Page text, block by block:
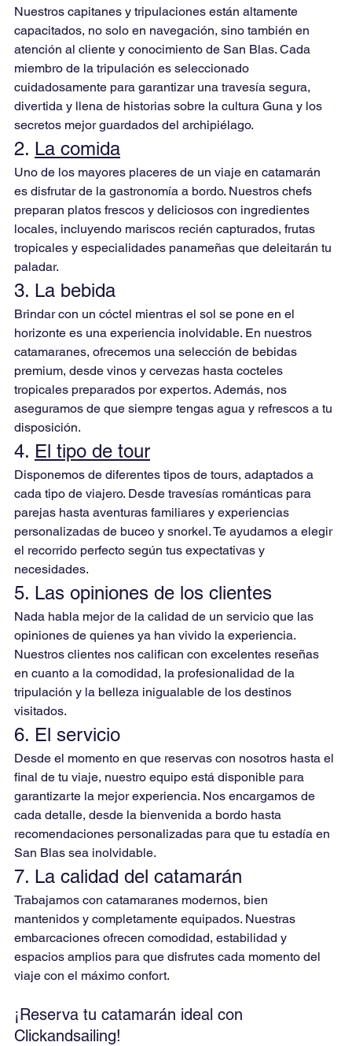
Nuestros capitanes y tripulaciones están altamente
capacitados, no solo en navegación, sino también en
atención al cliente y conocimiento de San Blas. Cada
miembro de la tripulación es seleccionado
cuidadosamente para garantizar una travesía segura,
divertida y llena de historias sobre la cultura Guna y los
secretos mejor guardados del archipiélago.
2. La comida
Uno de los mayores placeres de un viaje en catamarán
es disfrutar de la gastronomía a bordo. Nuestros chefs
preparan platos frescos y deliciosos con ingredientes
locales, incluyendo mariscos recién capturados, frutas
tropicales y especialidades panameñas que deleitarán tu
paladar.
3. La bebida
Brindar con un cóctel mientras el sol se pone en el
horizonte es una experiencia inolvidable. En nuestros
catamaranes, ofrecemos una selección de bebidas
premium, desde vinos y cervezas hasta cocteles
tropicales preparados por expertos. Además, nos
aseguramos de que siempre tengas agua y refrescos a tu
disposición.
4. El tipo de tour
Disponemos de diferentes tipos de tours, adaptados a
cada tipo de viajero. Desde travesías románticas para
parejas hasta aventuras familiares y experiencias
personalizadas de buceo y snorkel. Te ayudamos a elegir
el recorrido perfecto según tus expectativas y
necesidades.
5. Las opiniones de los clientes
Nada habla mejor de la calidad de un servicio que las
opiniones de quienes ya han vivido la experiencia.
Nuestros clientes nos califican con excelentes reseñas
en cuanto a la comodidad, la profesionalidad de la
tripulación y la belleza inigualable de los destinos
visitados.
6. El servicio
Desde el momento en que reservas con nosotros hasta el
final de tu viaje, nuestro equipo está disponible para
garantizarte la mejor experiencia. Nos encargamos de
cada detalle, desde la bienvenida a bordo hasta
recomendaciones personalizadas para que tu estadía en
San Blas sea inolvidable.
7. La calidad del catamarán
Trabajamos con catamaranes modernos, bien
mantenidos y completamente equipados. Nuestras
embarcaciones ofrecen comodidad, estabilidad y
espacios amplios para que disfrutes cada momento del
viaje con el máximo confort.
¡Reserva tu catamarán ideal con
Clickandsailing!